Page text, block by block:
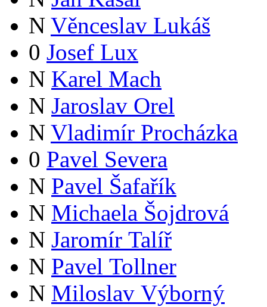
N Věnceslav Lukáš
0 Josef Lux
N Karel Mach
N Jaroslav Orel
N Vladimír Procházka
0 Pavel Severa
N Pavel Šafařík
N Michaela Šojdrová
N Jaromír Talíř
N Pavel Tollner
N Miloslav Výborný